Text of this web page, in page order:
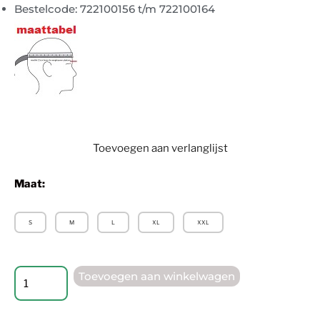
Bestelcode: 722100156 t/m 722100164
Toevoegen aan verlanglijst
Maat:
S M L XL XXL
Toevoegen aan winkelwagen